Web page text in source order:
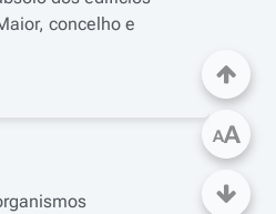
concelho e
AA